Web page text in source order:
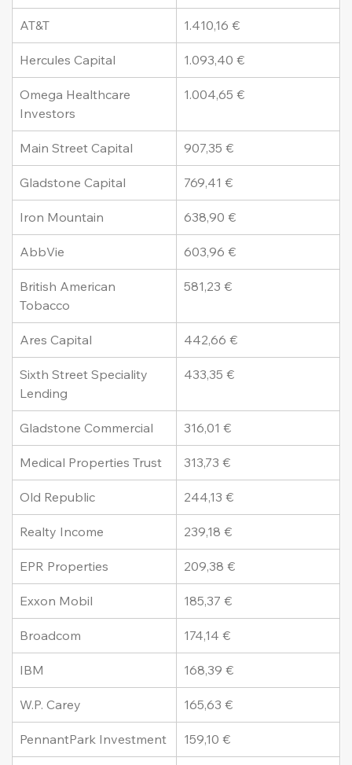
AT&T 1.410,16 €
Hercules Capital 1.093,40 €
Omega Healthcare
Investors
1.004,65 €
Main Street Capital 907,35 €
Gladstone Capital 769,41 €
Iron Mountain 638,90 €
AbbVie 603,96 €
British American
Tobacco
581,23 €
Ares Capital 442,66 €
Sixth Street Speciality
Lending
433,35 €
Gladstone Commercial 316,01 €
Medical Properties Trust 313,73 €
Old Republic 244,13 €
Realty Income 239,18 €
EPR Properties 209,38 €
Exxon Mobil 185,37 €
Broadcom 174,14 €
IBM 168,39 €
W.P. Carey 165,63 €
PennantPark Investment 159,10 €